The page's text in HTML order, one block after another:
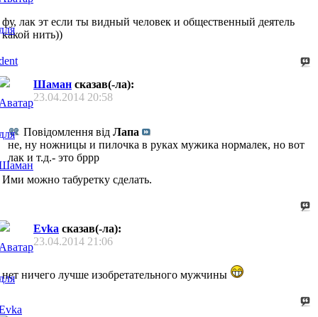
фу, лак эт если ты видный человек и общественный деятель
какой нить))
Шаман сказав(-ла):
23.04.2014 20:58
Повідомлення від Лапа
не, ну ножницы и пилочка в руках мужика нормалек, но вот
лак и т.д.- это бррр
Ими можно табуретку сделать.
Evka сказав(-ла):
23.04.2014 21:06
нет ничего лучше изобретательного мужчины